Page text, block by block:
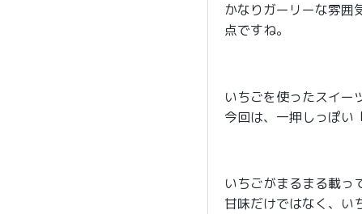
かなりガーリーな雰囲
点ですね。
いちごを使ったスイー
今回は、一押しっぽい
いちごがまるまる載っ
甘味だけではなく、い